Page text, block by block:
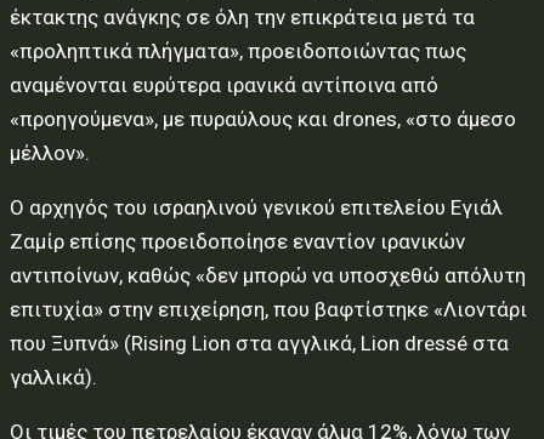
έκτακτης ανάγκης σε όλη την επικράτεια μετά τα
«προληπτικά πλήγματα», προειδοποιώντας πως
αναμένονται ευρύτερα ιρανικά αντίποινα από
«προηγούμενα», με πυραύλους και drones, «στο άμεσο
μέλλον».
Ο αρχηγός του ισραηλινού γενικού επιτελείου Εγιάλ
Ζαμίρ επίσης προειδοποίησε εναντίον ιρανικών
αντιποίνων, καθώς «δεν μπορώ να υποσχεθώ απόλυτη
επιτυχία» στην επιχείρηση, που βαφτίστηκε «Λιοντάρι
που Ξυπνά» (Rising Lion στα αγγλικά, Lion dressé στα
γαλλικά).
Οι τιμές του πετρελαίου έκαναν άλμα 12%, λόγω των